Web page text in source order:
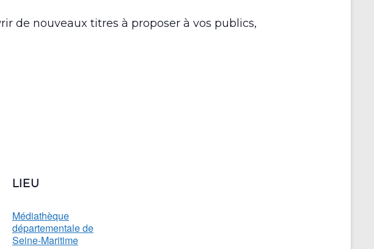
de nouveaux titres à proposer à vos publics,
LIEU
Médiathèque
départementale de
Seine-Maritime